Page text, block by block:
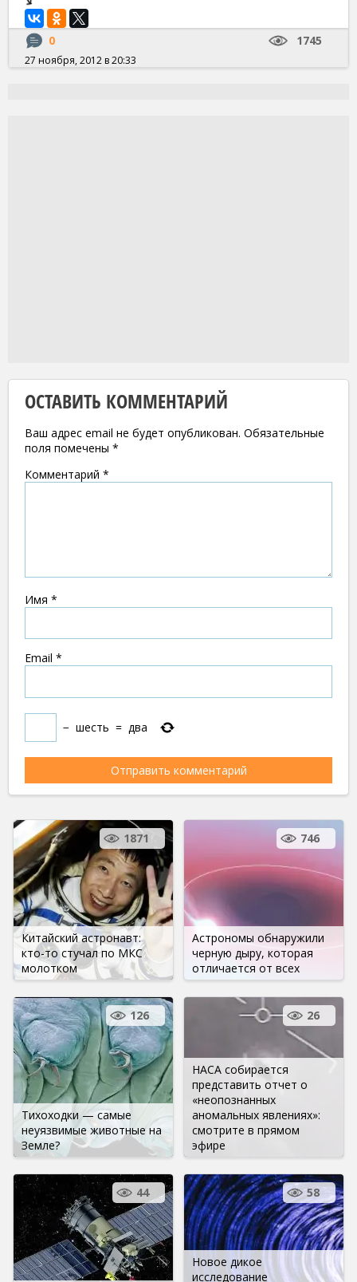
0 1745
27 ноября, 2012 в 20:33
ОСТАВИТЬ КОММЕНТАРИЙ
Ваш адрес email не будет опубликован. Обязательные
поля помечены *
Комментарий *
Имя *
Email *
− шесть = два
Китайский астронавт:
кто-то стучал по МКС
молотком
1871
Астрономы обнаружили
черную дыру, которая
отличается от всех
746
Тихоходки — самые
неуязвимые животные на
Земле?
126
НАСА собирается
представить отчет о
«неопознанных
аномальных явлениях»:
смотрите в прямом
эфире
26
44
Новое дикое
исследование
58